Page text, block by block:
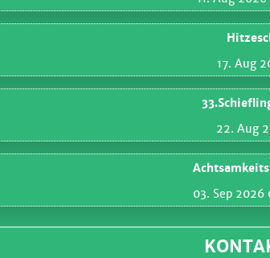
17. Aug
22. Aug
03. Sep 2026